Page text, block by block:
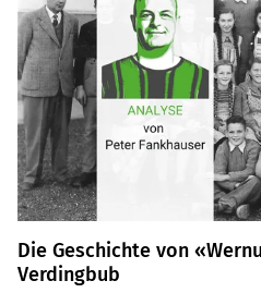
Die Geschichte von
Verdingbub